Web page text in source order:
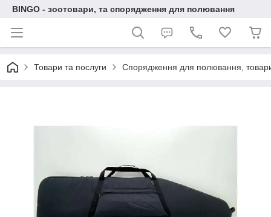
BINGO - зоотовари, та спорядження для полювання
Товари та послуги Спорядження для полювання,